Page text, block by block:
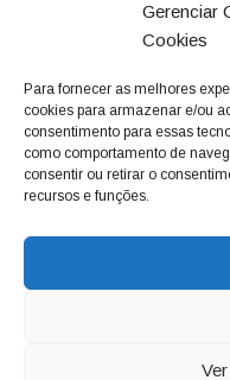
Gerenciar
Cookies
Para fornecer as melhores
cookies para armazenar e/ou
consentimento para essas
como comportamento de
consentir ou retirar o
recursos e funções.
cidadãos valinhenses,
dois jornais. Há mais de
com o foco de trazer as
deixamos de lado as
questionando os órgãos
para a cidade e sempre